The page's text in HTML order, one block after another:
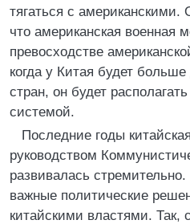
тягаться с американскими.
что американская военная
превосходстве
когда у Китая будет
стран, он будет
системой.
Последние годы
руководством
развивалась
важные политические
китайскими властями. Так,